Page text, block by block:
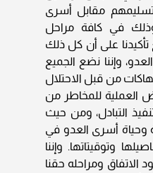
مقابل أسرى
وذلك في كافة مراحل
على أن كل ذلك
وإننا نضع الجميع
من قبل الاحتلال
العملية للمخاطر من
التبادل، ومن حيث
وحياة أسرى العدو في
وتوقيتاتها. وإننا
الاتفاق ومراحله حقنا